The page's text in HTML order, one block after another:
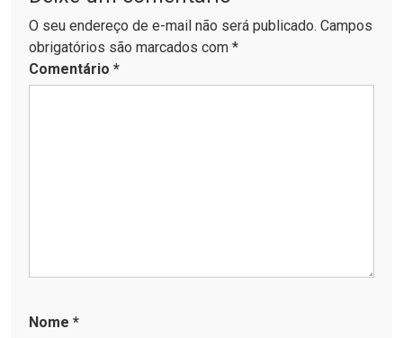
O seu endereço de e-mail não será publicado. Campos
obrigatórios são marcados com *
Comentário *
Nome *